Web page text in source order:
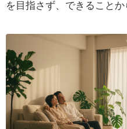
を目指さず、できることか